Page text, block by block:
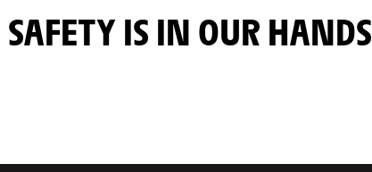
SAFETY IS IN OUR HANDS